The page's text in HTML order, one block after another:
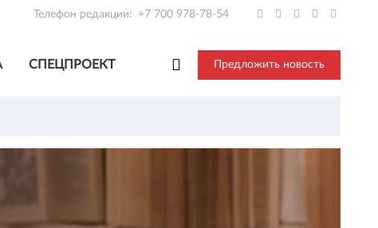
Телефон редакции: +7 700 978-78-54
СПЕЦПРОЕКТ Предложить новость